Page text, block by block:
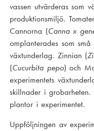
vassen utvärderas som
produktionsmiljö.
Cannorna (Canna x
omplanterades som
växtunderlag. Zinnian (
(Cucurbita pepo) och
experimentets
skillnader i
plantor i experimentet.
Uppföljningen av